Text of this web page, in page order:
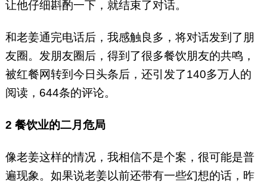
让他仔细斟酌一下，就结束了对话。
和老姜通完电话后，我感触良多，将对话发到了朋
友圈。发朋友圈后，得到了很多餐饮朋友的共鸣，
被红餐网转到今日头条后，还引发了140多万人的
阅读，644条的评论。
2 餐饮业的二月危局
像老姜这样的情况，我相信不是个案，很可能是普
遍现象。如果说老姜以前还带有一些幻想的话，昨